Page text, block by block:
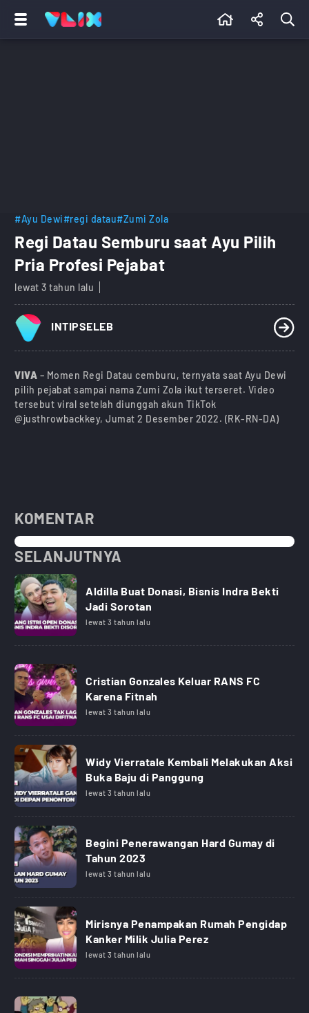
#Ayu Dewi#regi datau#Zumi Zola
Regi Datau Semburu saat Ayu Pilih
Pria Profesi Pejabat
lewat 3 tahun lalu
INTIPSELEB
VIVA – Momen Regi Datau cemburu, ternyata saat Ayu Dewi
pilih pejabat sampai nama Zumi Zola ikut terseret. Video
tersebut viral setelah diunggah akun TikTok
@justhrowbackkey, Jumat 2 Desember 2022. (RK-RN-DA)
KOMENTAR
SELANJUTNYA
Aldilla Buat Donasi, Bisnis Indra Bekti
Jadi Sorotan
lewat 3 tahun lalu
Cristian Gonzales Keluar RANS FC
Karena Fitnah
lewat 3 tahun lalu
Widy Vierratale Kembali Melakukan Aksi
Buka Baju di Panggung
lewat 3 tahun lalu
Begini Penerawangan Hard Gumay di
Tahun 2023
lewat 3 tahun lalu
Mirisnya Penampakan Rumah Pengidap
Kanker Milik Julia Perez
lewat 3 tahun lalu